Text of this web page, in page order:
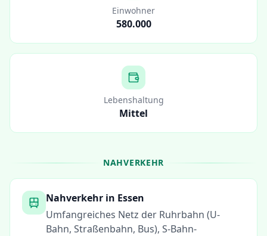
Einwohner
580.000
Lebenshaltung
Mittel
NAHVERKEHR
Nahverkehr in Essen
Umfangreiches Netz der Ruhrbahn (U-
Bahn, Straßenbahn, Bus), S-Bahn-